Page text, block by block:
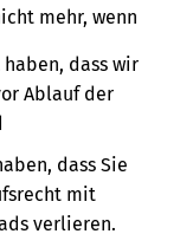
mehr, wenn
dass wir
Ablauf der
dass Sie
mit
verlieren.